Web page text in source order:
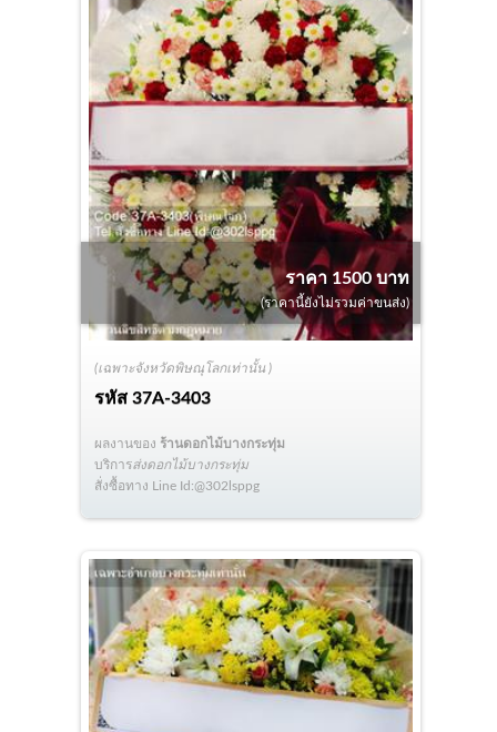
(เฉพาะจังหวัดพิษณุโลกเท่านั้น )
รหัส37A-3403
ราคา 1500 บาท
(ราคานี้ยังไม่รวมค่าขนส่ง)
ผลงานของ ร้านดอกไม้บางกระทุ่ม
บริการส่งดอกไม้บางกระทุ่ม
สั่งซื้อทาง Line Id:@302lsppg